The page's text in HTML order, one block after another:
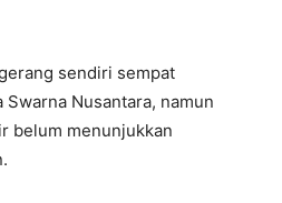
sendiri sempat
Nusantara, namun
belum menunjukkan